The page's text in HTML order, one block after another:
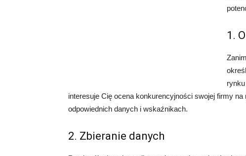
1.
interesuje Cię ocena konkurencyjności swojej firmy
odpowiednich danych i wskaźnikach.
2. Zbieranie danych